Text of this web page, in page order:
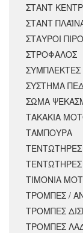
ΣΤΑΝΤ
ΣΤΑΝΤ
ΣΤΑΥΡΟΙ
ΣΤΡΟΦΑΛΟΣ
ΣΥΜΠΛΕΚΤΕΣ
ΣΥΣΤΗΜΑ
ΣΩΜΑ
ΤΑΚΑΚΙΑ
ΤΑΜΠΟΥΡΑ
ΤΕΝΤΩΤΗΡΕΣ
ΤΙΜΟΝΙΑ
ΤΡΟΜΠΕΣ /
ΤΡΟΜΠΕΣ
ΤΡΟΜΠΕΣ